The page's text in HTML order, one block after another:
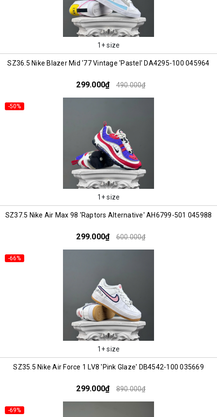
1+ size
SZ36.5 Nike Blazer Mid '77 Vintage 'Pastel' DA4295-100 045964
299.000₫ 490.000₫
-50%
1+ size
SZ37.5 Nike Air Max 98 'Raptors Alternative' AH6799-501 045988
299.000₫ 600.000₫
-66%
1+ size
SZ35.5 Nike Air Force 1 LV8 'Pink Glaze' DB4542-100 035669
299.000₫ 890.000₫
-69%